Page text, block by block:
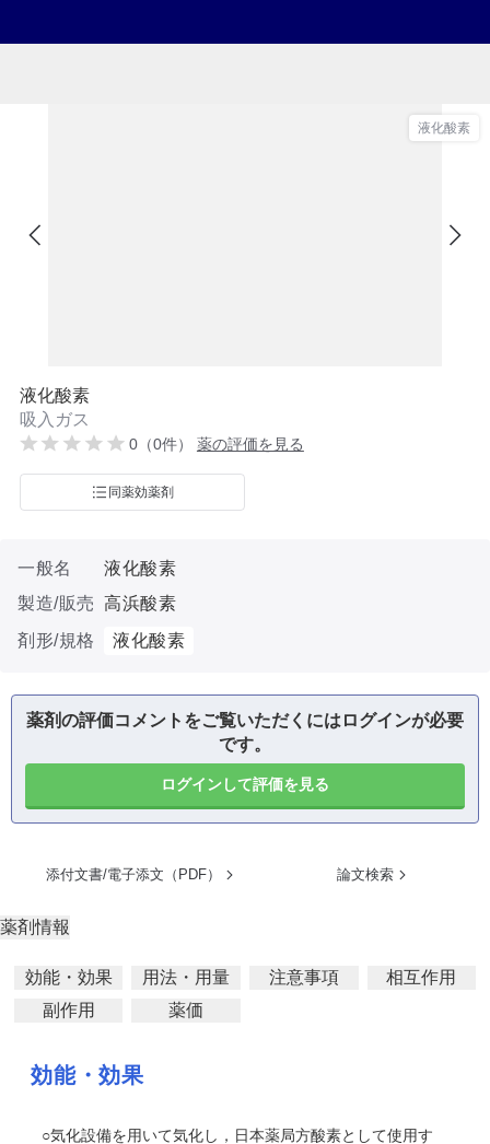
液化酸素
液化酸素
吸入ガス
0（0件） 薬の評価を見る
同薬効薬剤
一般名
液化酸素
製造/販売 高浜酸素
剤形/規格
液化酸素
薬剤の評価コメントをご覧いただくにはログインが必要
です。
ログインして評価を見る
添付文書/電子添文（PDF） 論文検索
薬剤情報
効能・効果 用法・用量 注意事項
相互作用
副作用
薬価
効能・効果
○気化設備を用いて気化し，日本薬局方酸素として使用す